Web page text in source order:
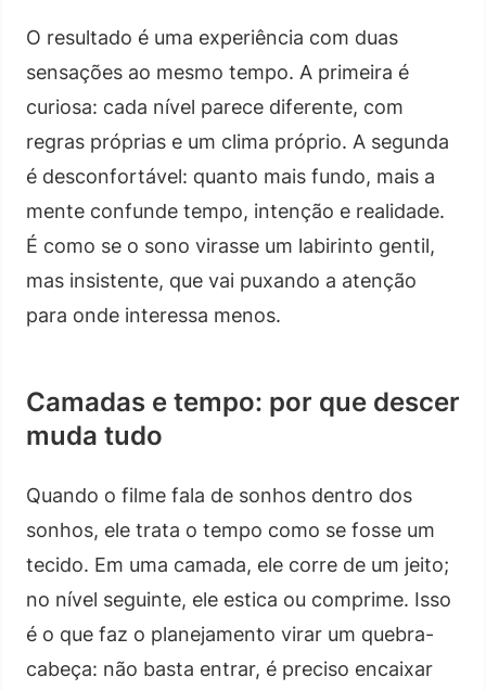
O resultado é uma experiência com duas
sensações ao mesmo tempo. A primeira é
curiosa: cada nível parece diferente, com
regras próprias e um clima próprio. A segunda
é desconfortável: quanto mais fundo, mais a
mente confunde tempo, intenção e realidade.
É como se o sono virasse um labirinto gentil,
mas insistente, que vai puxando a atenção
para onde interessa menos.
Camadas e tempo: por que descer
muda tudo
Quando o filme fala de sonhos dentro dos
sonhos, ele trata o tempo como se fosse um
tecido. Em uma camada, ele corre de um jeito;
no nível seguinte, ele estica ou comprime. Isso
é o que faz o planejamento virar um quebra-
cabeça: não basta entrar, é preciso encaixar